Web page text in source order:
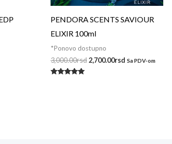
PENDORA SCENTS SAVIOUR
ELIXIR 100ml
*Ponovo dostupno
3,000.00rsd 2,700.00rsd Sa PDV-om